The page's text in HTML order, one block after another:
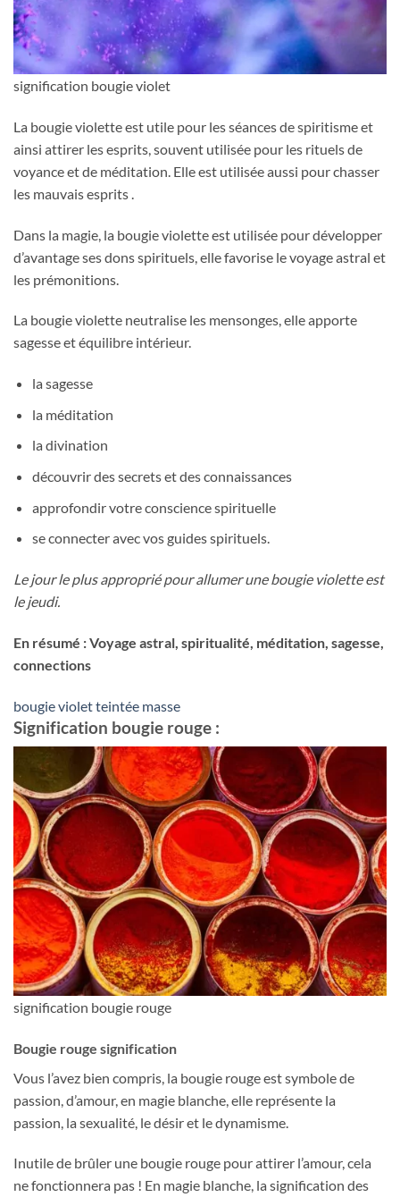
signification bougie violet
La bougie violette est utile pour les séances de spiritisme et
ainsi attirer les esprits, souvent utilisée pour les rituels de
voyance et de méditation. Elle est utilisée aussi pour chasser
les mauvais esprits .
Dans la magie, la bougie violette est utilisée pour développer
d’avantage ses dons spirituels, elle favorise le voyage astral et
les prémonitions.
La bougie violette neutralise les mensonges, elle apporte
sagesse et équilibre intérieur.
la sagesse
la méditation
la divination
découvrir des secrets et des connaissances
approfondir votre conscience spirituelle
se connecter avec vos guides spirituels.
Le jour le plus approprié pour allumer une bougie violette est
le jeudi.
En résumé : Voyage astral, spiritualité, méditation, sagesse,
connections
bougie violet teintée masse
Signification bougie rouge :
signification bougie rouge
Bougie rouge signification
Vous l’avez bien compris, la bougie rouge est symbole de
passion, d’amour, en magie blanche, elle représente la
passion, la sexualité, le désir et le dynamisme.
Inutile de brûler une bougie rouge pour attirer l’amour, cela
ne fonctionnera pas ! En magie blanche, la signification des